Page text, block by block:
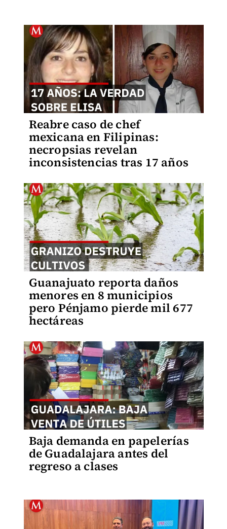
Reabre caso de chef
mexicana en Filipinas:
necropsias revelan
inconsistencias tras 17 años
Guanajuato reporta daños
menores en 8 municipios
pero Pénjamo pierde mil 677
hectáreas
Baja demanda en papelerías
de Guadalajara antes del
regreso a clases